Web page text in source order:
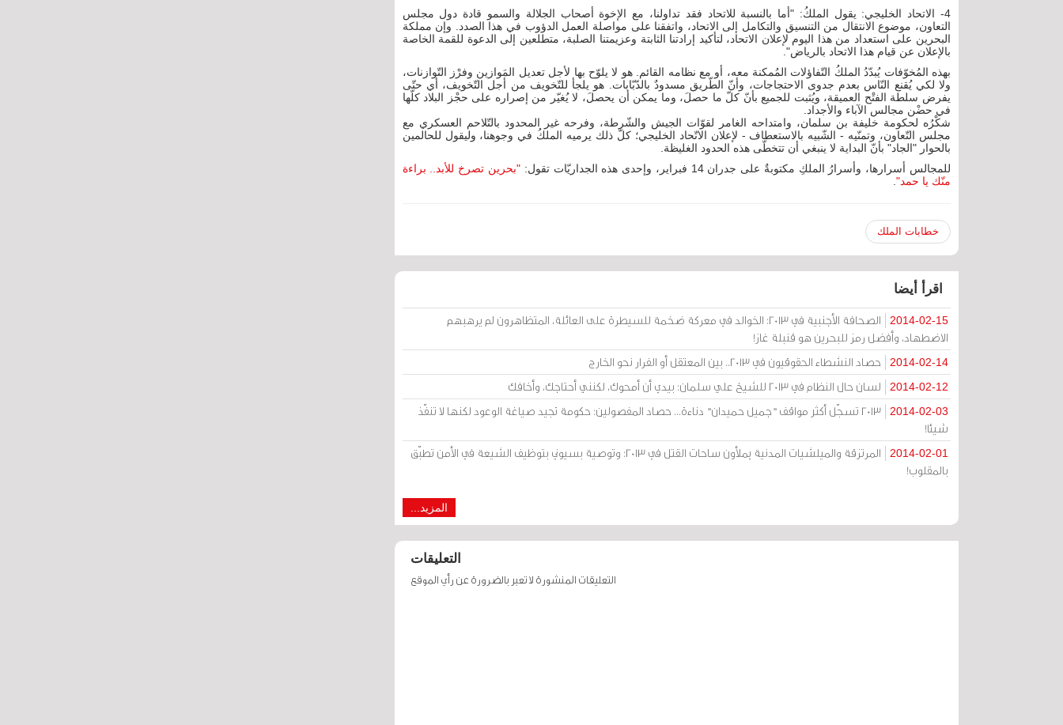
4- الاتحاد الخليجي: يقول الملكُ: "أما بالنسبة للاتحاد فقد تداولنا، مع الإخوة أصحاب الجلالة والسمو قادة دول مجلس
التعاون، موضوع الانتقال من التنسيق والتكامل إلى الاتحاد، واتفقنا على مواصلة العمل الدؤوب في هذا الصدد. وإن مملكة
البحرين على استعداد من هذا اليوم لإعلان الاتحاد، لتأكيد إرادتنا الثابتة وعزيمتنا الصلبة، متطلعين إلى الدعوة للقمة الخاصة
بالإعلان عن قيام هذا الاتحاد بالرياض".
بهذه المُخوّفات يُبدّدُ الملكُ التّفاؤلات المُمكنة معه، أو مع نظامه القائم. هو لا يلوّح بها لأجل تعديل المَوازين وفرْز التّوازنات،
ولا لكي يُقنع النّاس بعدم جدوى الاحتجاجات، وأنّ الطّريق مسدودٌ بالدّبّابات. هو يلجأ للتّخويف من أجل التّخويف، أي حتّى
يفرض سلطة الفتْح العميقة، ويُثبت للجميع بأنّ كلّ ما حصلَ، وما يمكن أن يحصلَ، لا يُغيّر من إصراره على حجْز البلاد كلّها
في حضْن مجالس الآباء والأجداد.
شكْرُه لحكومة خليفة بن سلمان، وامتداحه الغامر لقوّات الجيش والشّرطة، وفرحه غير المحدود بالتّلاحم العسكري مع
مجلس التّعاون، وتمنّيه - الشّبيه بالاستعطاف - لإعلان الاتّحاد الخليجي؛ كلّ ذلك يرميه الملكُ في وجوهنا، وليقول للحالمين
بالحوار "الجاد" بأنّ البداية لا ينبغي أن تتخطّى هذه الحدود الغليظة.
للمجالس أسرارها، وأسرارُ الملكِ مكتوبةٌ على جدران 14 فبراير، وإحدى هذه الجداريّات تقول:
"بحرين تصرخ للأبد.. براءة
منّك يا حمد"
خطابات الملك
اقرأ أيضا
2014-02-15
الصحافة الأجنبية في 2013: الخوالد في معركة ضخمة للسيطرة على العائلة، المتظاهرون لم يرهبهم
الاضطهاد، وأفضل رمز للبحرين هو قنبلة غاز!
2014-02-14 حصاد النشطاء الحقوقيون في 2013.. بين المعتقل أو الفرار نحو الخارج
2014-02-12 لسان حال النظام في 2013 للشيخ علي سلمان: بيدي أن أمحوك، لكنني أحتاجك، وأخافك
2014-02-03
2013 تسجّل أكثر مواقف "جميل حميدان" دناءة... حصاد المفصولين: حكومة تجيد صياغة الوعود لكنها لا تنفّذ
شيئا!
2014-02-01
المرتزقة والميلشيات المدنية يملأون ساحات القتل في 2013: وتوصية بسيوني بتوظيف الشيعة في الأمن تطبّق
بالمقلوب!
المزيد...
التعليقات
التعليقات المنشورة لا تعبر بالضرورة عن رأي الموقع